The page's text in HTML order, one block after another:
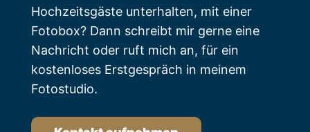
Hochzeitsgäste unterhalten, mit einer
Fotobox? Dann schreibt mir gerne eine
Nachricht oder ruft mich an, für ein
kostenloses Erstgespräch in meinem
Fotostudio.